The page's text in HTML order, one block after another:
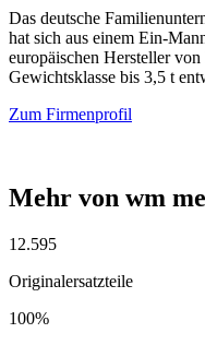
Das deutsche
hat sich aus einem Ein-
europäischen Hersteller
Gewichtsklasse bis 3,5 t
Zum Firmenprofil
Mehr von wm
12.595
Originalersatzteile
100%